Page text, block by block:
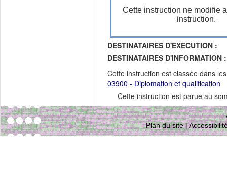
Cette instruction ne modifie
instruction.
DESTINATAIRES D'EXECUTION :
DESTINATAIRES D'INFORMATION :
Cette instruction est classée dans
03900 - Diplomation et qualification
Cette instruction est parue au
Plan du site|